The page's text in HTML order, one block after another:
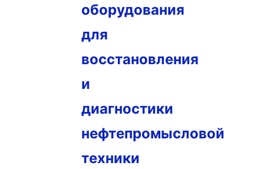
оборудования
для
восстановления
и
диагностики
нефтепромысловой
техники